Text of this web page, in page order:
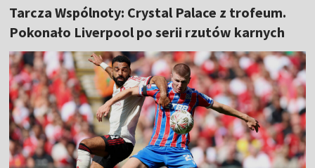
Tarcza Wspólnoty: Crystal Palace z trofeum.
Pokonało Liverpool po serii rzutów karnych